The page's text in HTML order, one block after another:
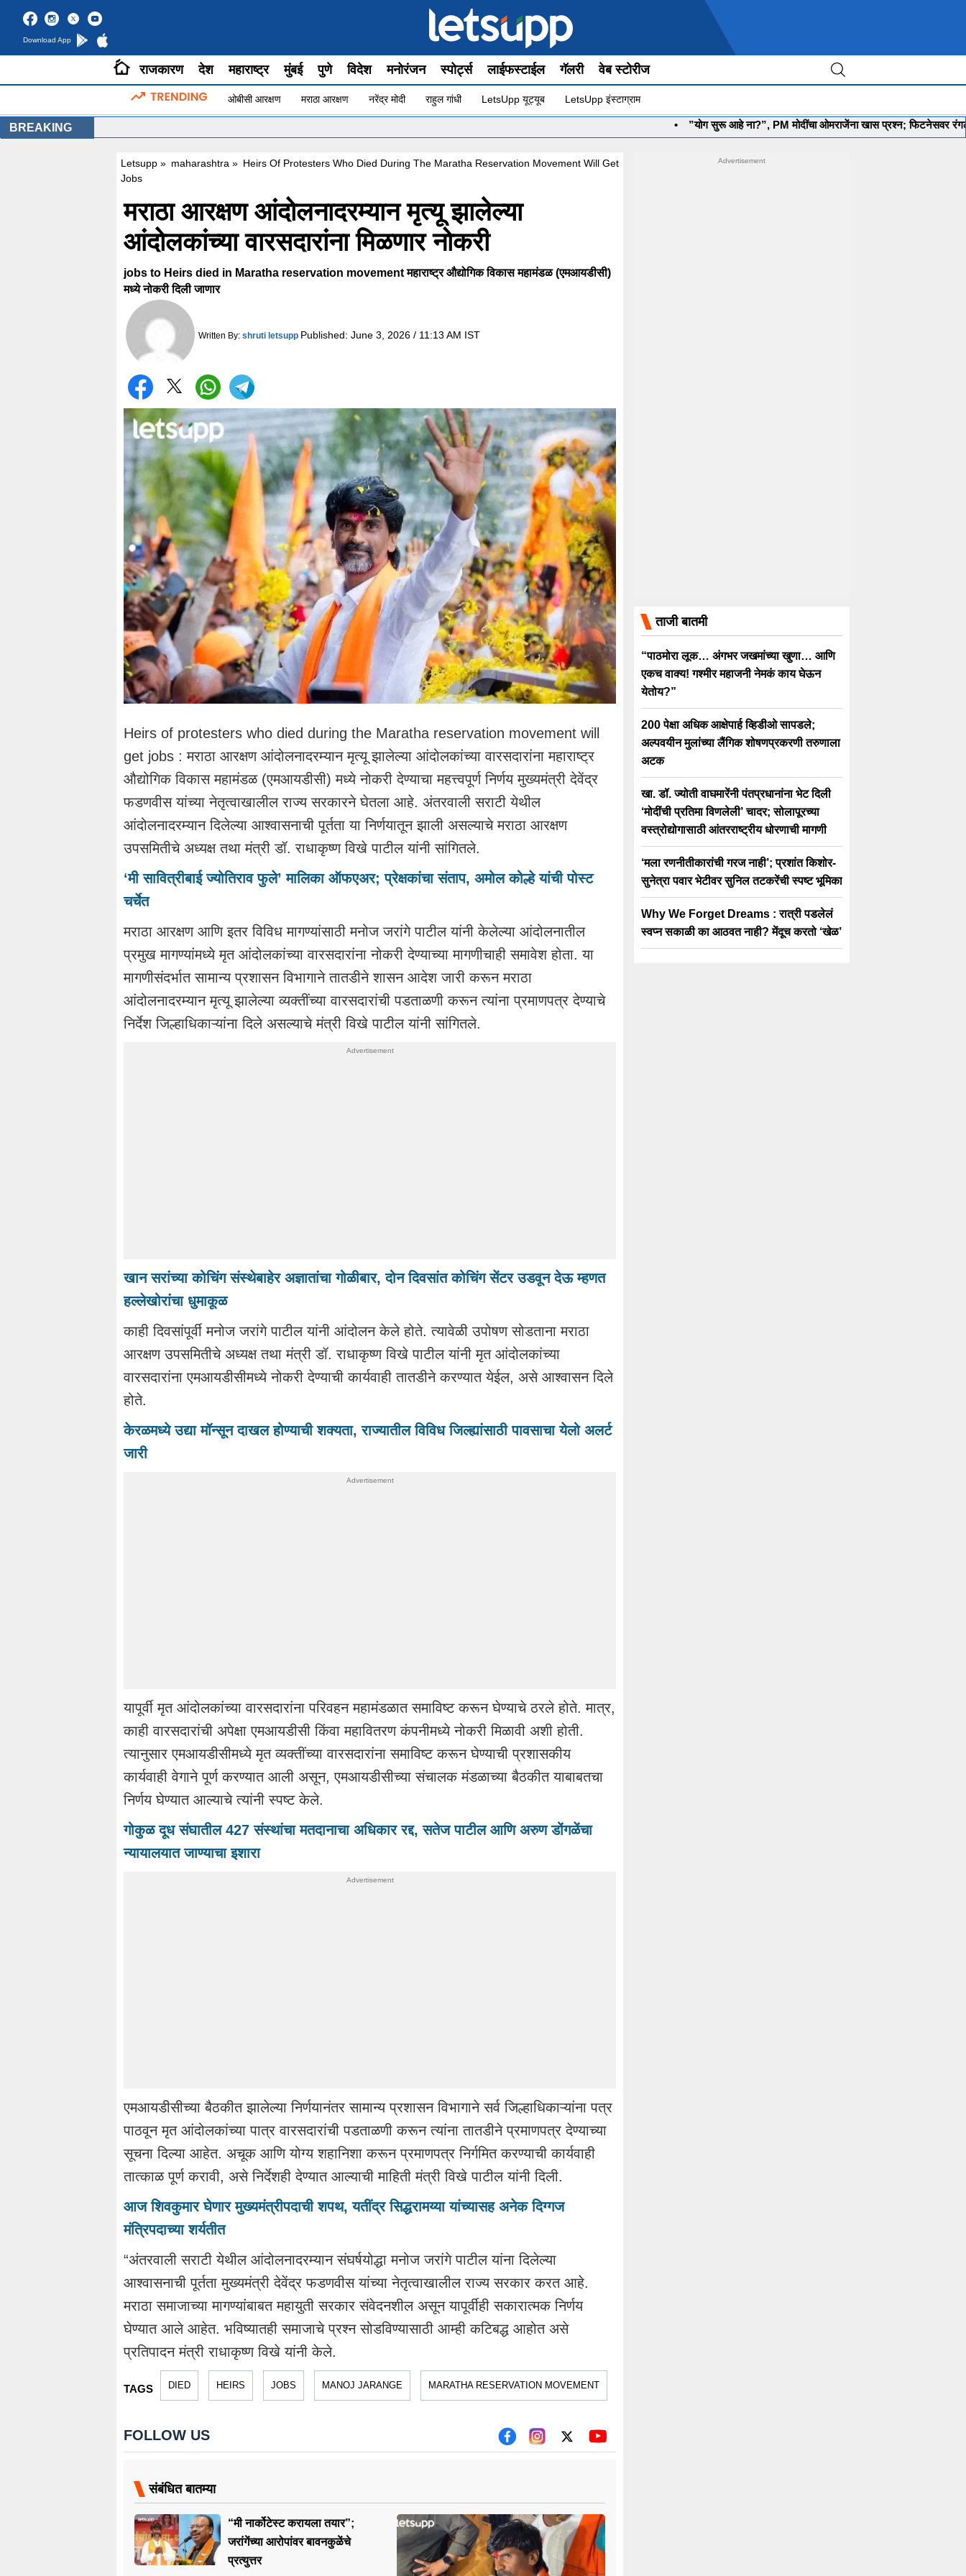
Download App
राजकारण देश महाराष्ट्र मुंबई पुणे विदेश मनोरंजन स्पोर्ट्स लाईफस्टाईल गॅलरी वेब स्टोरीज
ओबीसी आरक्षण मराठा आरक्षण नरेंद्र मोदी राहुल गांधी LetsUpp यूट्यूब LetsUpp इंस्टाग्राम
BREAKING ”योग सुरू आहे ना?”, PM मोदींचा ओमराजेंना खास प्रश्न; फिटनेसवर रंगली चर्चा
Letsupp » maharashtra » Heirs Of Protesters Who Died During The Maratha Reservation Movement Will Get
Jobs
मराठा आरक्षण आंदोलनादरम्यान मृत्यू झालेल्या
आंदोलकांच्या वारसदारांना मिळणार नोकरी
jobs to Heirs died in Maratha reservation movement महाराष्ट्र औद्योगिक विकास महामंडळ (एमआयडीसी)
मध्ये नोकरी दिली जाणार
Written By: shruti letsupp Published: June 3, 2026 / 11:13 AM IST
Heirs of protesters who died during the Maratha reservation movement will
get jobs : मराठा आरक्षण आंदोलनादरम्यान मृत्यू झालेल्या आंदोलकांच्या वारसदारांना महाराष्ट्र
औद्योगिक विकास महामंडळ (एमआयडीसी) मध्ये नोकरी देण्याचा महत्त्वपूर्ण निर्णय मुख्यमंत्री देवेंद्र
फडणवीस यांच्या नेतृत्वाखालील राज्य सरकारने घेतला आहे. अंतरवाली सराटी येथील
आंदोलनादरम्यान दिलेल्या आश्वासनाची पूर्तता या निर्णयातून झाली असल्याचे मराठा आरक्षण
उपसमितीचे अध्यक्ष तथा मंत्री डॉ. राधाकृष्ण विखे पाटील यांनी सांगितले.
‘मी सावित्रीबाई ज्योतिराव फुले’ मालिका ऑफएअर; प्रेक्षकांचा संताप, अमोल कोल्हे यांची पोस्ट
चर्चेत
मराठा आरक्षण आणि इतर विविध मागण्यांसाठी मनोज जरांगे पाटील यांनी केलेल्या आंदोलनातील
प्रमुख मागण्यांमध्ये मृत आंदोलकांच्या वारसदारांना नोकरी देण्याच्या मागणीचाही समावेश होता. या
मागणीसंदर्भात सामान्य प्रशासन विभागाने तातडीने शासन आदेश जारी करून मराठा
आंदोलनादरम्यान मृत्यू झालेल्या व्यक्तींच्या वारसदारांची पडताळणी करून त्यांना प्रमाणपत्र देण्याचे
निर्देश जिल्हाधिकाऱ्यांना दिले असल्याचे मंत्री विखे पाटील यांनी सांगितले.
खान सरांच्या कोचिंग संस्थेबाहेर अज्ञातांचा गोळीबार, दोन दिवसांत कोचिंग सेंटर उडवून देऊ म्हणत
हल्लेखोरांचा धुमाकूळ
काही दिवसांपूर्वी मनोज जरांगे पाटील यांनी आंदोलन केले होते. त्यावेळी उपोषण सोडताना मराठा
आरक्षण उपसमितीचे अध्यक्ष तथा मंत्री डॉ. राधाकृष्ण विखे पाटील यांनी मृत आंदोलकांच्या
वारसदारांना एमआयडीसीमध्ये नोकरी देण्याची कार्यवाही तातडीने करण्यात येईल, असे आश्वासन दिले
होते.
केरळमध्ये उद्या मॉन्सून दाखल होण्याची शक्यता, राज्यातील विविध जिल्ह्यांसाठी पावसाचा येलो अलर्ट
जारी
यापूर्वी मृत आंदोलकांच्या वारसदारांना परिवहन महामंडळात समाविष्ट करून घेण्याचे ठरले होते. मात्र,
काही वारसदारांची अपेक्षा एमआयडीसी किंवा महावितरण कंपनीमध्ये नोकरी मिळावी अशी होती.
त्यानुसार एमआयडीसीमध्ये मृत व्यक्तींच्या वारसदारांना समाविष्ट करून घेण्याची प्रशासकीय
कार्यवाही वेगाने पूर्ण करण्यात आली असून, एमआयडीसीच्या संचालक मंडळाच्या बैठकीत याबाबतचा
निर्णय घेण्यात आल्याचे त्यांनी स्पष्ट केले.
गोकुळ दूध संघातील 427 संस्थांचा मतदानाचा अधिकार रद्द, सतेज पाटील आणि अरुण डोंगळेंचा
न्यायालयात जाण्याचा इशारा
एमआयडीसीच्या बैठकीत झालेल्या निर्णयानंतर सामान्य प्रशासन विभागाने सर्व जिल्हाधिकाऱ्यांना पत्र
पाठवून मृत आंदोलकांच्या पात्र वारसदारांची पडताळणी करून त्यांना तातडीने प्रमाणपत्र देण्याच्या
सूचना दिल्या आहेत. अचूक आणि योग्य शहानिशा करून प्रमाणपत्र निर्गमित करण्याची कार्यवाही
तात्काळ पूर्ण करावी, असे निर्देशही देण्यात आल्याची माहिती मंत्री विखे पाटील यांनी दिली.
आज शिवकुमार घेणार मुख्यमंत्रीपदाची शपथ, यतींद्र सिद्धरामय्या यांच्यासह अनेक दिग्गज
मंत्रिपदाच्या शर्यतीत
“अंतरवाली सराटी येथील आंदोलनादरम्यान संघर्षयोद्धा मनोज जरांगे पाटील यांना दिलेल्या
आश्वासनाची पूर्तता मुख्यमंत्री देवेंद्र फडणवीस यांच्या नेतृत्वाखालील राज्य सरकार करत आहे.
मराठा समाजाच्या मागण्यांबाबत महायुती सरकार संवेदनशील असून यापूर्वीही सकारात्मक निर्णय
घेण्यात आले आहेत. भविष्यातही समाजाचे प्रश्न सोडविण्यासाठी आम्ही कटिबद्ध आहोत असे
प्रतिपादन मंत्री राधाकृष्ण विखे यांनी केले.
TAGS DIED HEIRS JOBS MANOJ JARANGE MARATHA RESERVATION MOVEMENT
FOLLOW US
संबंधित बातम्या
“मी नार्कोटेस्ट करायला तयार”;
जरांगेंच्या आरोपांवर बावनकुळेंचे
प्रत्युत्तर
ताजी बातमी
“पाठमोरा लूक… अंगभर जखमांच्या खुणा… आणि
एकच वाक्य! गश्मीर महाजनी नेमकं काय घेऊन
येतोय?”
200 पेक्षा अधिक आक्षेपार्ह व्हिडीओ सापडले;
अल्पवयीन मुलांच्या लैंगिक शोषणप्रकरणी तरुणाला
अटक
खा. डॉ. ज्योती वाघमारेंनी पंतप्रधानांना भेट दिली
‘मोदींची प्रतिमा विणलेली’ चादर; सोलापूरच्या
वस्त्रोद्योगासाठी आंतरराष्ट्रीय धोरणाची मागणी
‘मला रणनीतीकारांची गरज नाही’; प्रशांत किशोर-
सुनेत्रा पवार भेटीवर सुनिल तटकरेंची स्पष्ट भूमिका
Why We Forget Dreams : रात्री पडलेलं
स्वप्न सकाळी का आठवत नाही? मेंदूच करतो ‘खेळ’